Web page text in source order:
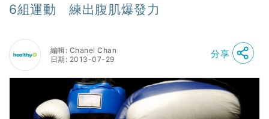
6組運動 練出腹肌爆發力
編輯: Chanel Chan
日期: 2013-07-29
分享